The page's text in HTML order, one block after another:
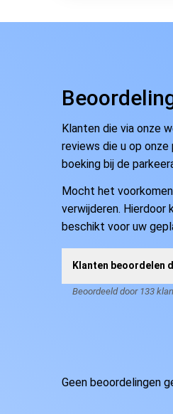
Klanten die via onze
reviews die u op
boeking bij de
Mocht het
verwijderen.
beschikt voor uw
Klanten beoordelen
Beoordeeld door 133
Geen beoordelingen